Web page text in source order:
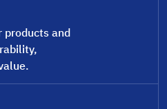
and